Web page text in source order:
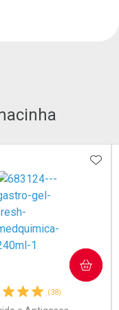
AOS FAVORITOS
(38)
COMPRAR